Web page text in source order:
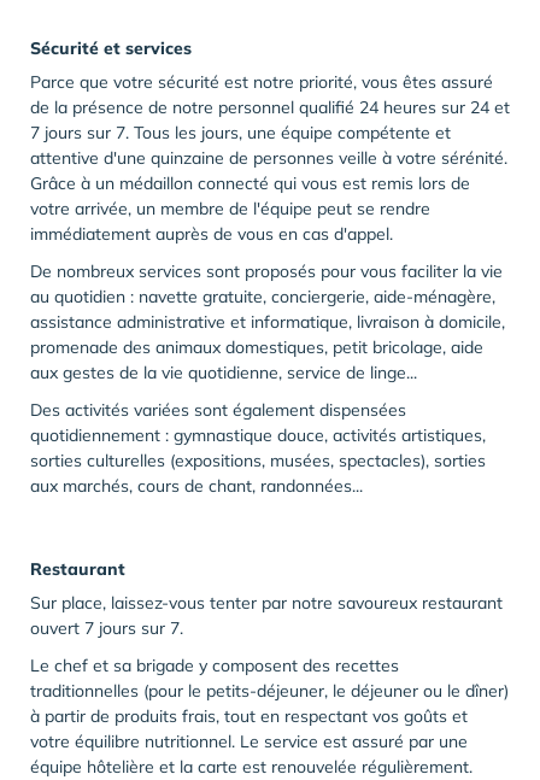
Sécurité et services
Parce que votre sécurité est notre priorité, vous êtes assuré
de la présence de notre personnel qualifié 24 heures sur 24 et
7 jours sur 7. Tous les jours, une équipe compétente et
attentive d'une quinzaine de personnes veille à votre sérénité.
Grâce à un médaillon connecté qui vous est remis lors de
votre arrivée, un membre de l'équipe peut se rendre
immédiatement auprès de vous en cas d'appel.
De nombreux services sont proposés pour vous faciliter la vie
au quotidien : navette gratuite, conciergerie, aide-ménagère,
assistance administrative et informatique, livraison à domicile,
promenade des animaux domestiques, petit bricolage, aide
aux gestes de la vie quotidienne, service de linge...
Des activités variées sont également dispensées
quotidiennement : gymnastique douce, activités artistiques,
sorties culturelles (expositions, musées, spectacles), sorties
aux marchés, cours de chant, randonnées...
Restaurant
Sur place, laissez-vous tenter par notre savoureux restaurant
ouvert 7 jours sur 7.
Le chef et sa brigade y composent des recettes
traditionnelles (pour le petits-déjeuner, le déjeuner ou le dîner)
à partir de produits frais, tout en respectant vos goûts et
votre équilibre nutritionnel. Le service est assuré par une
équipe hôtelière et la carte est renouvelée régulièrement.